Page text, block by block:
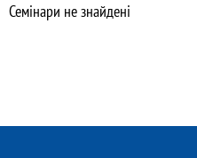
Семінари не знайдені